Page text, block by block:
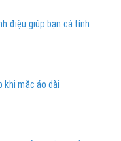
điệu giúp bạn cá tính
khi mặc áo dài